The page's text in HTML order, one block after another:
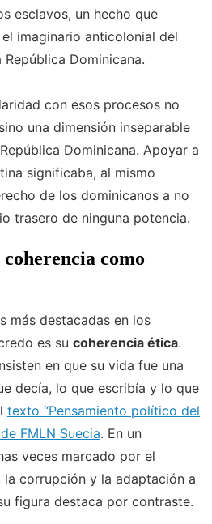
esclavos, un hecho que
imaginario anticolonial del
Dominicana.
con esos procesos no
una dimensión inseparable
Dominicana. Apoyar a
significaba, al mismo
de los dominicanos a no
trasero de ninguna potencia.
como
más destacadas en los
es su coherencia ética.
en que su vida fue una
decía, lo que escribía y lo que
texto “Pensamiento político del
FMLN Suecia. En un
veces marcado por el
corrupción y la adaptación a
figura destaca por contraste.